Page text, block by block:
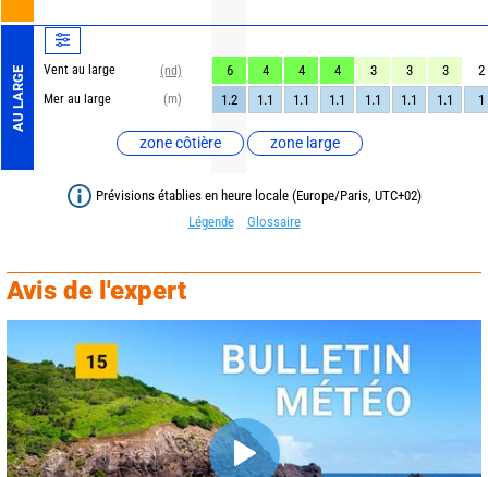
AU LARGE Vent au large
(nd)
Mer au large
(m)
zone côtière zone large
6 4 4 4 3 3 3
2
1.2
1.1 1.1 1.1 1.1 1.1 1.1 1
Prévisions établies en heure locale (Europe/Paris, UTC+02)
Légende
Glossaire
Avis de l'expert